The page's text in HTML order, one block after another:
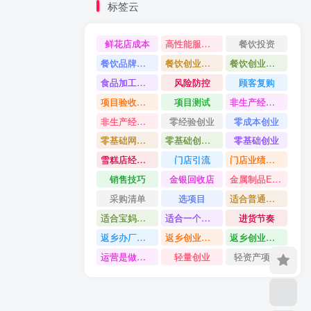
标签云
鲜花店成本 高性能服务器配置教程
餐饮投资
餐饮品牌打造
餐饮创业避坑
餐饮创业故事
食品加工创业
风险防控
顾客复购
项目验收资料
项目测试
非生产经营用固定资产是什么
非生产经营用固定资产分类
零经验创业
零成本创业
零基础网上开店
零基础创业指南
零基础创业
雪糕店经营技巧
门店引流
门店业绩提升方法
销售技巧
金银回收店
金属制品ERP系统
采购清单
选项目
适合普通人的创业
适合宝妈创业项目
适合一个人做的小生意
进货节奏
返乡办厂项目
返乡创业项目
返乡创业做什么好
运营是做什么
轻量创业 轻资产项目